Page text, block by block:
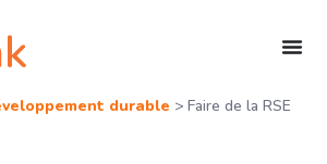
durable > Faire de la RSE